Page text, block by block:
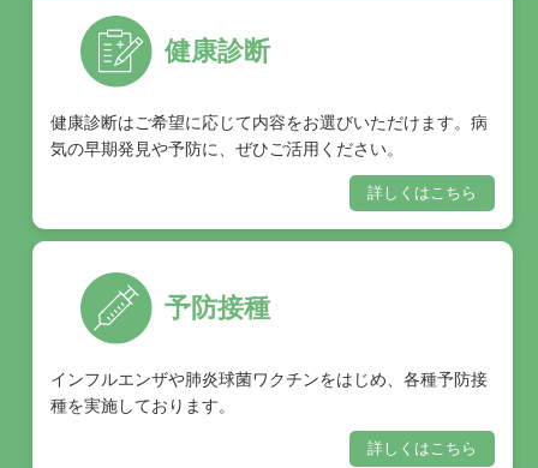
健康診断
健康診断はご希望に応じて内容をお選びいただけます。病
気の早期発見や予防に、ぜひご活用ください。
詳しくはこちら
予防接種
インフルエンザや肺炎球菌ワクチンをはじめ、各種予防接
種を実施しております。
詳しくはこちら